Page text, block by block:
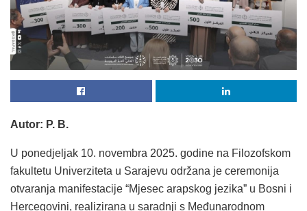
Autor: P. B.
U ponedjeljak 10. novembra 2025. godine na Filozofskom
fakultetu Univerziteta u Sarajevu održana je ceremonija
otvaranja manifestacije “Mjesec arapskog jezika” u Bosni i
Hercegovini, realizirana u saradnji s Međunarodnom